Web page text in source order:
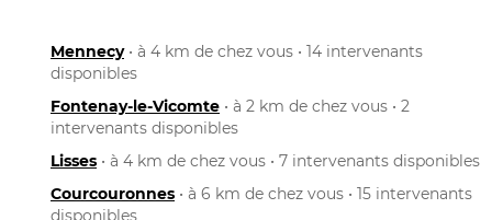
Mennecy• à 4 km de chez vous • 14 intervenants
disponibles
Fontenay-le-Vicomte • à 2 km de chez vous • 2
intervenants disponibles
Lisses • à 4 km de chez vous • 7 intervenants disponibles
Courcouronnes • à 6 km de chez vous • 15 intervenants
disponibles